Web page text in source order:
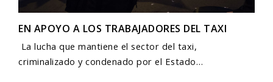
EN APOYO A LOS TRABAJADORES DEL TAXI
La lucha que mantiene el sector del taxi,
criminalizado y condenado por el Estado…